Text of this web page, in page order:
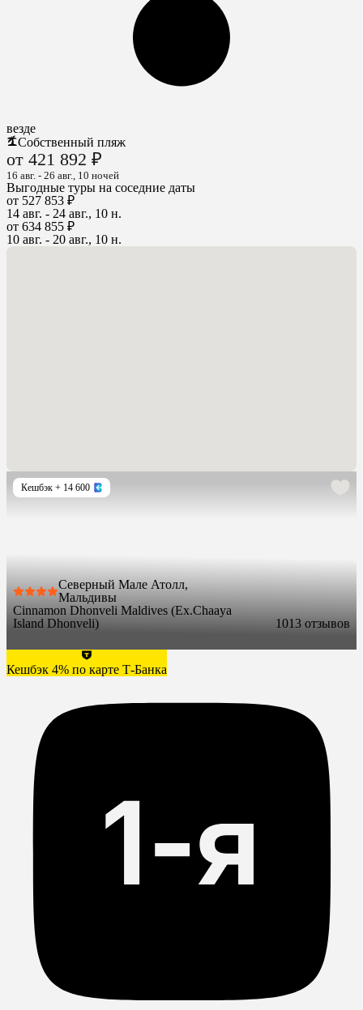
везде
Собственный пляж
от 421 892 ₽
16 авг. - 26 авг., 10 ночей
Выгодные туры на соседние даты
от 527 853 ₽
14 авг. - 24 авг., 10 н.
от 634 855 ₽
10 авг. - 20 авг., 10 н.
Кешбэк + 14 600
Северный Мале Атолл,
Мальдивы
Cinnamon Dhonveli Maldives (Ex.Chaaya
Island Dhonveli)
1013 отзывов
Кешбэк 4% по карте Т-Банка